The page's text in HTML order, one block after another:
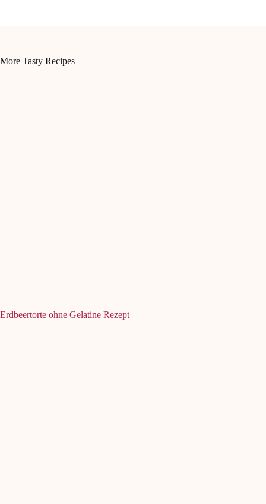
More Tasty Recipes
Erdbeertorte ohne Gelatine Rezept